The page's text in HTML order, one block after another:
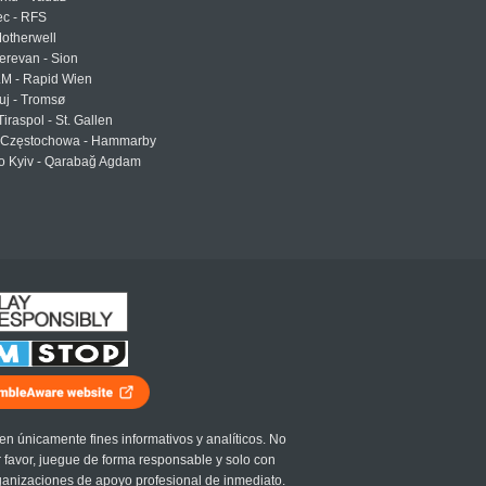
- RFS
- Sion
- Rapid Wien
- Tromsø
- St. Gallen
- Hammarby
Kyiv - Qarabağ Agdam
únicamente fines informativos y analíticos. No
juegue de forma responsable y solo con
de apoyo profesional de inmediato.